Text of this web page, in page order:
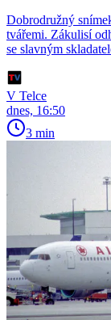
Dobrodružný
tvářemi. Zákulisí
se slavným
V Telce
dnes, 16:50
3 min